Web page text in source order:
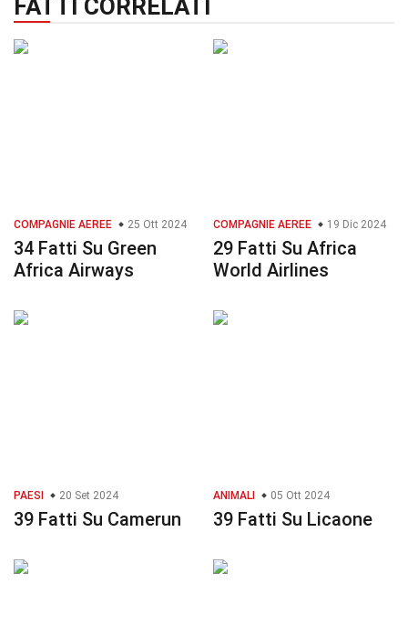
FATTI CORRELATI
COMPAGNIE AEREE 25 Ott 2024
34 Fatti Su Green
Africa Airways
COMPAGNIE AEREE 19 Dic 2024
29 Fatti Su Africa
World Airlines
PAESI 20 Set 2024
39 Fatti Su Camerun
ANIMALI 05 Ott 2024
39 Fatti Su Licaone